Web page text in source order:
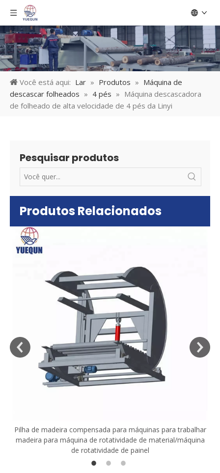
Você está aqui: Lar » Produtos » Máquina de
descascar folheados » 4 pés » Máquina descascadora
de folheado de alta velocidade de 4 pés da Linyi
Pesquisar produtos
Produtos Relacionados
Pilha de madeira compensada para máquinas para trabalhar
madeira para máquina de rotatividade de material/máquina
de rotatividade de painel